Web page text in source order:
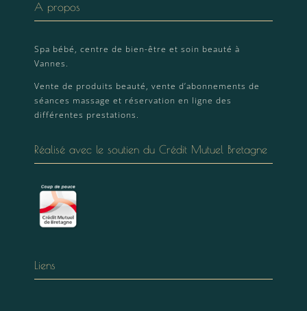
A propos
Spa bébé, centre de bien-être et soin beauté à
Vannes.
Vente de produits beauté, vente d’abonnements de
séances massage et réservation en ligne des
différentes prestations.
Réalisé avec le soutien du Crédit Mutuel Bretagne
Liens